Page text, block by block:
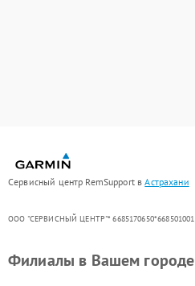
Сервисный центр RemSupport вАстрахани
ООО "СЕРВИСНЫЙ ЦЕНТР"* 6685170650*668501001
Филиалы в Вашем городе